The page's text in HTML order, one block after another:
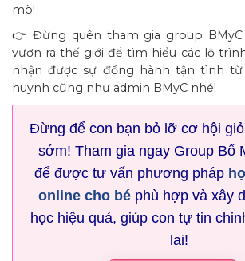
mò!
👉 Đừng quên tham gia group BMyC
vươn ra thế giới để tìm hiểu các lộ
nhận được sự đồng hành tận tình
huynh cũng như admin BMyC nhé!
Đừng để con bạn bỏ lỡ cơ hội
sớm! Tham gia ngay Group Bố
để được tư vấn phương pháp
online cho bé phù hợp và xây
học hiệu quả, giúp con tự tin
lai!